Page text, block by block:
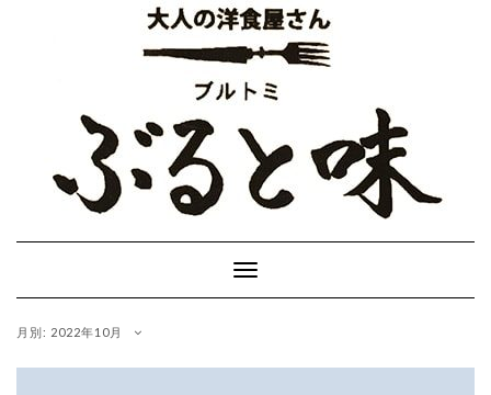
Toggle
Navigation
月別: 2022年10月